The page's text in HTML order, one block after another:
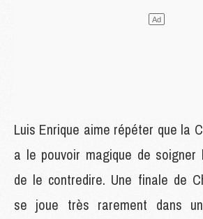
Luis Enrique aime répéter que la
a le pouvoir magique de soigner
de le contredire. Une finale de
se joue très rarement dans